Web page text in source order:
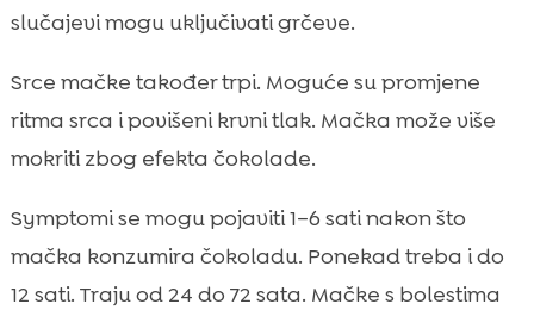
slučajevi mogu uključivati grčeve.
Srce mačke također trpi. Moguće su promjene
ritma srca i povišeni krvni tlak. Mačka može više
mokriti zbog efekta čokolade.
Symptomi se mogu pojaviti 1–6 sati nakon što
mačka konzumira čokoladu. Ponekad treba i do
12 sati. Traju od 24 do 72 sata. Mačke s bolestima